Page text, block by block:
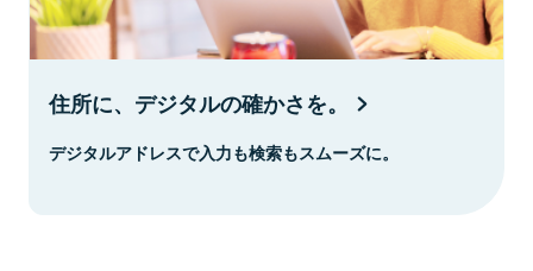
住所に、デジタルの確かさを。
デジタルアドレスで入力も検索もスムーズに。